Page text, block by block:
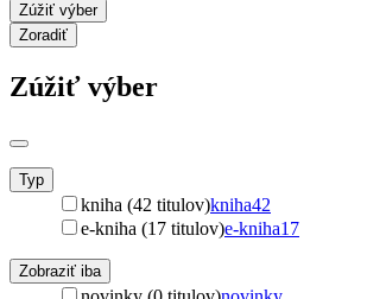
Zúžiť výber
Zoradiť
Zúžiť výber
Typ
kniha (42 titulov)kniha42
e-kniha (17 titulov)e-kniha17
Zobraziť iba